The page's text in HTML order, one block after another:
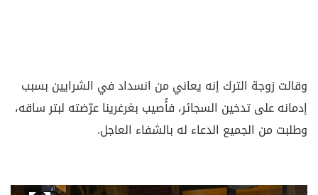
وقالت زوجة الترك إنه يعاني من انسداد في الشرايين بسبب
إدمانه على تدخين السجائر، فأُصيب بغرغرينا عرّضته لبتر ساقه،
وطلبت من الجميع الدعاء له بالشفاء العاجل.